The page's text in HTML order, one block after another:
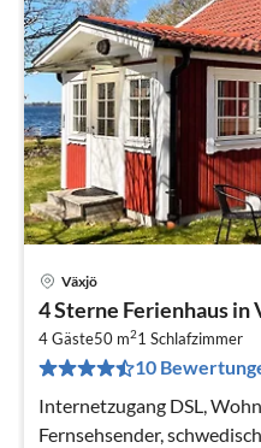
Växjö
4 Sterne Ferienhaus in
4 Gäste50 m21 Schlafzimmer
10
Internetzugang DSL,
Fernsehsender,